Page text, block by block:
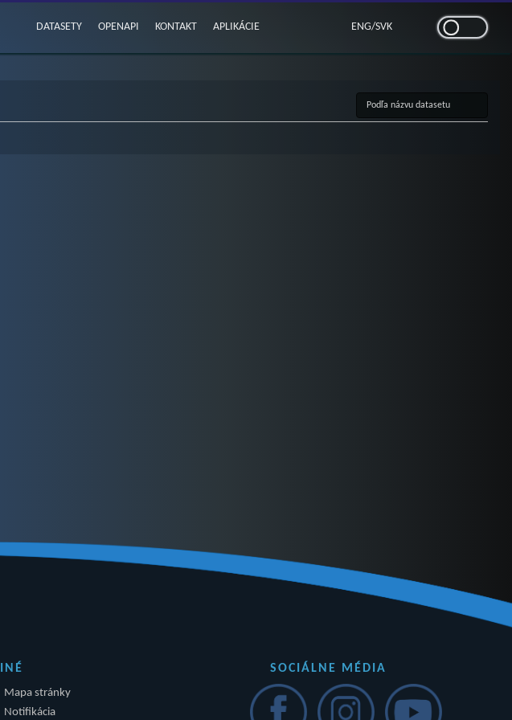
DATASETY OPENAPI KONTAKT APLIKÁCIE ENG/SVK
INÉ
Mapa stránky
Notifikácia
SOCIÁLNE MÉDIA